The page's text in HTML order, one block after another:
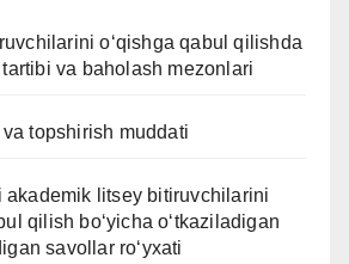
o‘qishga qabul qilishda
tartibi va baholash mezonlari
va topshirish muddati
litsey bitiruvchilarini
qilish bo‘yicha o‘tkaziladigan
savollar ro‘yxati